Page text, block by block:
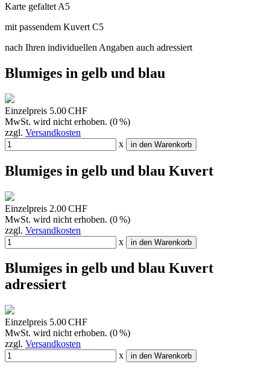
Karte gefaltet A5
mit passendem Kuvert C5
nach Ihren individuellen Angaben auch adressiert
Blumiges in gelb und blau
Einzelpreis 5.00 CHF
MwSt. wird nicht erhoben. (0 %)
zzgl. Versandkosten
x
in den Warenkorb
Blumiges in gelb und blau Kuvert
Einzelpreis 2.00 CHF
MwSt. wird nicht erhoben. (0 %)
zzgl. Versandkosten
x
in den Warenkorb
Blumiges in gelb und blau Kuvert
adressiert
Einzelpreis 5.00 CHF
MwSt. wird nicht erhoben. (0 %)
zzgl. Versandkosten
x
in den Warenkorb